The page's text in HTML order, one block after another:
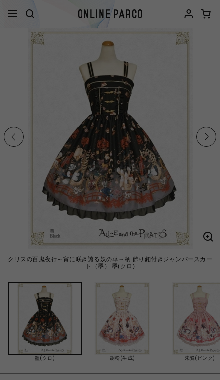
クリスの百鬼夜行～宵に咲き誇る妖の華～柄 飾り釦付きジャンパースカー
ト（墨） 墨(クロ)
墨(クロ) 胡粉(生成) 朱鷺(ピンク)